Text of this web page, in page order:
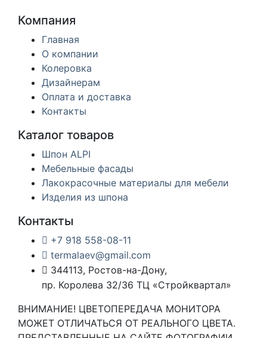
Компания
Главная
О компании
Колеровка
Дизайнерам
Оплата и доставка
Контакты
Каталог товаров
Шпон ALPI
Мебельные фасады
Лакокрасочные материалы для мебели
Изделия из шпона
Контакты
+7 918 558-08-11
termalaev@gmail.com
344113, Ростов-на-Дону,
пр. Королева 32/36 ТЦ «Стройквартал»
ВНИМАНИЕ! ЦВЕТОПЕРЕДАЧА МОНИТОРА
МОЖЕТ ОТЛИЧАТЬСЯ ОТ РЕАЛЬНОГО ЦВЕТА.